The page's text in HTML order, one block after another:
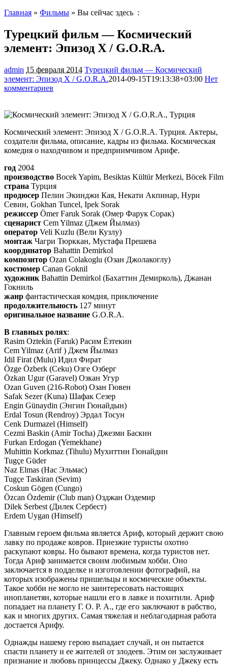
Главная » Фильмы » Вы сейчас здесь :
Турецкий фильм — Космический
элемент: Эпизод X / G.O.R.A.
admin 15 февраля 2014 Турецкий фильм — Космический
элемент: Эпизод X / G.O.R.A.2014-09-15T19:13:38+03:00 Нет
комментариев
Космический элемент: Эпизод X / G.O.R.A. Турция. Актеры,
создатели фильма, описание, кадры из фильма. Космическая
комедия о находчивом и предприимчивом Арифе.
год 2004
производство Bocek Yapim, Besiktas Kültür Merkezi, Böcek Film
страна Турция
продюсер Пелин Экинджи Кая, Некати Акпинар, Нури
Севин, Gokhan Tuncel, Ipek Sorak
режиссер Ömer Faruk Sorak (Омер Фарук Сорак)
сценарист Cem Yilmaz (Джем Йылмаз)
оператор Veli Kuzlu (Вели Кузлу)
монтаж Чагри Тюрккан, Мустафа Прешева
координатор Bahattin Demirkol
композитор Ozan Colakoglu (Озан Джолакоглу)
костюмер Canan Goknil
художник Bahattin Demirkol (Бахаттин Демирколь), Джанан
Гокниль
жанр фантастическая комдия, приключение
продолжительность 127 минут
оригинальное название G.O.R.A.
В главных ролях:
Rasim Oztekin (Faruk) Расим Ёзтекин
Cem Yilmaz (Arif ) Джем Йылмаз
Idil Firat (Mulu) Идил Фират
Özge Özberk (Ceku) Озге Озберг
Özkan Ugur (Garavel) Озкан Угур
Ozan Guven (216-Robot) Озан Гювен
Safak Sezer (Kuna) Шафак Сезер
Engin Günaydin (Энгин Гюнайдын)
Erdal Tosun (Rendroy) Эрдал Тосун
Cenk Durmazel (Himself)
Cezmi Baskin (Amir Tocha) Джезми Баскин
Furkan Erdogan (Yemekhane)
Muhittin Korkmaz (Tihulu) Мухиттин Гюнайдин
Tugçe Güder
Naz Elmas (Нас Эльмас)
Tugçe Taskiran (Sevim)
Coskun Gögen (Cungo)
Özcan Özdemir (Club man) Озджан Оздемир
Dilek Serbest (Дилек Сербест)
Erdem Uygan (Himself)
Главным героем фильма является Ариф, который держит свою
лавку по продаже ковров. Приезжие туристы охотно
раскупают ковры. Но бывают времена, когда туристов нет.
Тогда Ариф занимается своим любимым хобби. Оно
заключается в подделке и изготовлении фотографий, на
которых изображены пришельцы и космические объекты.
Такое хобби не могло не заинтересовать настоящих
инопланетян, которые нашли его в лавке и похитили. Ариф
попадает на планету Г. О. Р. А., где его заключают в рабство,
как и многих других. Самая тяжелая и неблагодарная работа
достается Арифу.
Однажды нашему герою выпадает случай, и он пытается
спасти планету и ее жителей от злодеев. Этим он заслуживает
признание и любовь принцессы Джеку. Однако у Джеку есть